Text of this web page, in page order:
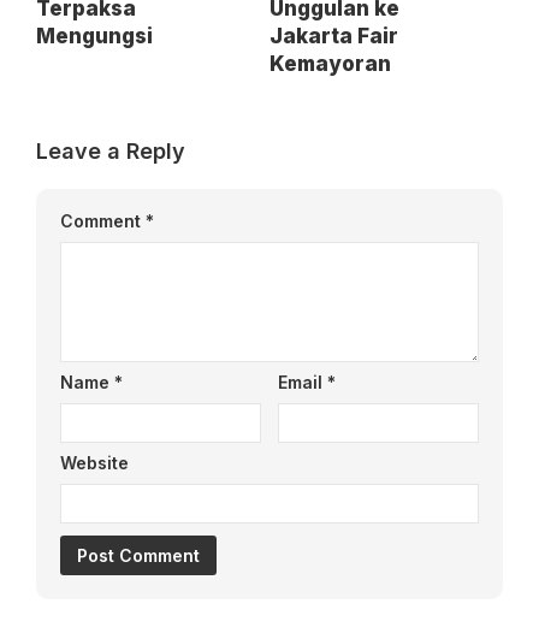
Terpaksa
Mengungsi
Unggulan ke
Jakarta Fair
Kemayoran
Leave a Reply
Comment *
Name * Email *
Website